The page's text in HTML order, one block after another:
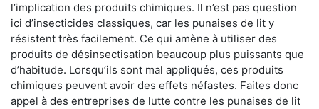
l’implication des produits chimiques. Il n’est pas question
ici d’insecticides classiques, car les punaises de lit y
résistent très facilement. Ce qui amène à utiliser des
produits de désinsectisation beaucoup plus puissants que
d’habitude. Lorsqu’ils sont mal appliqués, ces produits
chimiques peuvent avoir des effets néfastes. Faites donc
appel à des entreprises de lutte contre les punaises de lit